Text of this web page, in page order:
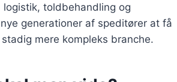
toldbehandling og
generationer af speditører at få
mere kompleks branche.